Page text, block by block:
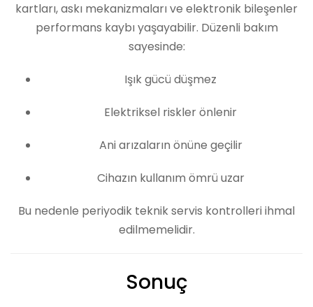
kartları, askı mekanizmaları ve elektronik bileşenler
performans kaybı yaşayabilir. Düzenli bakım
sayesinde:
Işık gücü düşmez
Elektriksel riskler önlenir
Ani arızaların önüne geçilir
Cihazın kullanım ömrü uzar
Bu nedenle periyodik teknik servis kontrolleri ihmal
edilmemelidir.
Sonuç